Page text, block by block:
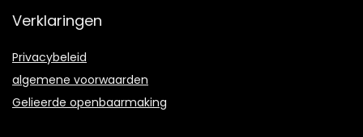
Verklaringen
Privacybeleid
algemene voorwaarden
Gelieerde openbaarmaking